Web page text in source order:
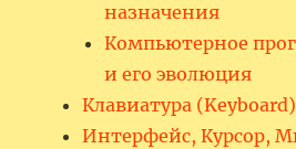
назначения
Компьютерное
и его эволюция
Клавиатура
Интерфейс, Курсор,